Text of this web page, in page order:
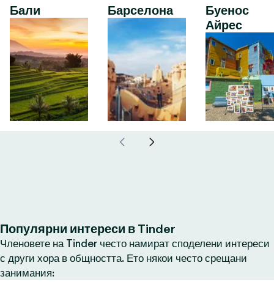
Бали Барселона
Буенос
Айрес
Популярни интереси в Tinder
Членовете на Tinder често намират споделени интереси
с други хора в общността. Ето някои често срещани
занимания: